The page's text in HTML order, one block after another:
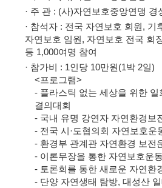
· 주 관 : (사)자연보호중앙연맹 경
· 참석자 : 전국 자연보호 회원, 기
자연보호 임원, 자연보호 전국 회
등 1,000여명 참여
· 참가비 : 1인당 10만원(1박 2일)
<프로그램>
- 플라스틱 없는 세상을 위한 일
결의대회
- 국내 유명 강연자 자연환경보
- 전국 시·도협의회 자연보호운
- 환경부 관계관 자연환경 보전
- 이론무장을 통한 자연보호운
- 토론회를 통한 새로운 자연환
- 단양 자연생태 탐방, 대성산